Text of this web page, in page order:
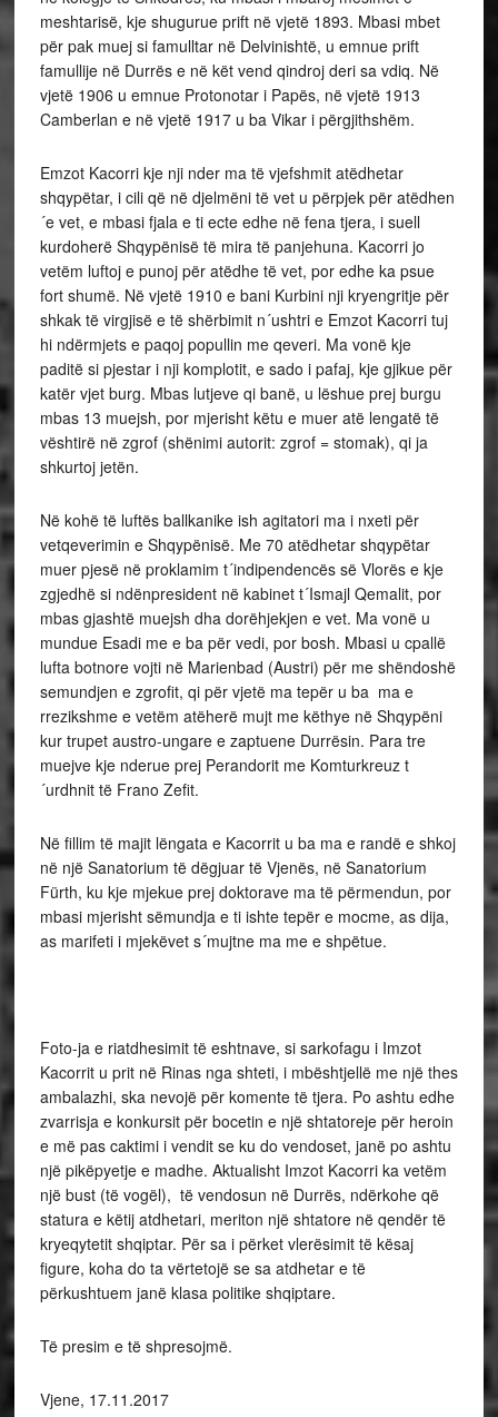
meshtarisë, kje shugurue prift në vjetë 1893. Mbasi mbet
për pak muej si famulltar në Delvinishtë, u emnue prift
famullije në Durrës e në kët vend qindroj deri sa vdiq. Në
vjetë 1906 u emnue Protonotar i Papës, në vjetë 1913
Camberlan e në vjetë 1917 u ba Vikar i përgjithshëm.
Emzot Kacorri kje nji nder ma të vjefshmit atëdhetar
shqypëtar, i cili që në djelmëni të vet u përpjek për atëdhen
´e vet, e mbasi fjala e ti ecte edhe në fena tjera, i suell
kurdoherë Shqypënisë të mira të panjehuna. Kacorri jo
vetëm luftoj e punoj për atëdhe të vet, por edhe ka psue
fort shumë. Në vjetë 1910 e bani Kurbini nji kryengritje për
shkak të virgjisë e të shërbimit n´ushtri e Emzot Kacorri tuj
hi ndërmjets e paqoj popullin me qeveri. Ma vonë kje
paditë si pjestar i nji komplotit, e sado i pafaj, kje gjikue për
katër vjet burg. Mbas lutjeve qi banë, u lëshue prej burgu
mbas 13 muejsh, por mjerisht këtu e muer atë lengatë të
vështirë në zgrof (shënimi autorit: zgrof = stomak), qi ja
shkurtoj jetën.
Në kohë të luftës ballkanike ish agitatori ma i nxeti për
vetqeverimin e Shqypënisë. Me 70 atëdhetar shqypëtar
muer pjesë në proklamim t´indipendencës së Vlorës e kje
zgjedhë si ndënpresident në kabinet t´Ismajl Qemalit, por
mbas gjashtë muejsh dha dorëhjekjen e vet. Ma vonë u
mundue Esadi me e ba për vedi, por bosh. Mbasi u cpallë
lufta botnore vojti në Marienbad (Austri) për me shëndoshë
semundjen e zgrofit, qi për vjetë ma tepër u ba ma e
rrezikshme e vetëm atëherë mujt me këthye në Shqypëni
kur trupet austro-ungare e zaptuene Durrësin. Para tre
muejve kje nderue prej Perandorit me Komturkreuz t
´urdhnit të Frano Zefit.
Në fillim të majit lëngata e Kacorrit u ba ma e randë e shkoj
në një Sanatorium të dëgjuar të Vjenës, në Sanatorium
Fürth, ku kje mjekue prej doktorave ma të përmendun, por
mbasi mjerisht sëmundja e ti ishte tepër e mocme, as dija,
as marifeti i mjekëvet s´mujtne ma me e shpëtue.
Foto-ja e riatdhesimit të eshtnave, si sarkofagu i Imzot
Kacorrit u prit në Rinas nga shteti, i mbështjellë me një thes
ambalazhi, ska nevojë për komente të tjera. Po ashtu edhe
zvarrisja e konkursit për bocetin e një shtatoreje për heroin
e më pas caktimi i vendit se ku do vendoset, janë po ashtu
një pikëpyetje e madhe. Aktualisht Imzot Kacorri ka vetëm
një bust (të vogël), të vendosun në Durrës, ndërkohe që
statura e këtij atdhetari, meriton një shtatore në qendër të
kryeqytetit shqiptar. Për sa i përket vlerësimit të kësaj
figure, koha do ta vërtetojë se sa atdhetar e të
përkushtuem janë klasa politike shqiptare.
Të presim e të shpresojmë.
Vjene, 17.11.2017